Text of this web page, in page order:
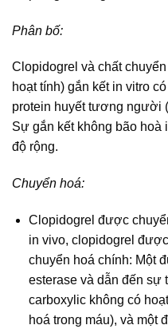
Phân bố:
Clopidogrel và chất
hoạt tính) gắn kết in vitro
protein huyết tương người
Sự gắn kết không bão hoà
độ rộng.
Chuyển hoá:
Clopidogrel được
in vivo, clopidogrel
chuyển hoá chính: Một
esterase và dẫn đến sự
carboxylic không có
hoá trong máu), và một